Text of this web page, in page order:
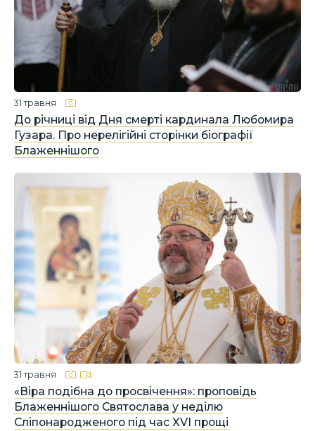
До річниці від Дня смерті кардинала Любомира
Гузара. Про нерелігійні сторінки біографії
Блаженнішого
31 травня
«Віра подібна до просвічення»: проповідь
Блаженнішого Святослава у неділю
Сліпонародженого під час XVI прощі
31 травня